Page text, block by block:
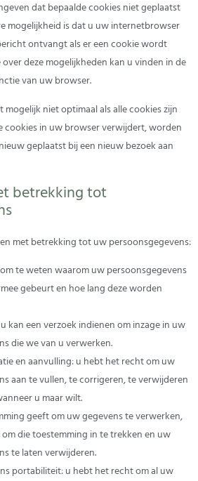
dat bepaalde cookies niet geplaatst
mogelijkheid is dat u uw internetbrowser
ontvangt als er een cookie wordt
deze mogelijkheden kan u vinden in de
van uw browser.
niet optimaal als alle cookies zijn
cookies in uw browser verwijdert, worden
geplaatst bij een nieuw bezoek aan
betrekking tot
met betrekking tot uw persoonsgegevens:
te weten waarom uw persoonsgegevens
gebeurt en hoe lang deze worden
kan een verzoek indienen om inzage in uw
die we van u verwerken.
en aanvulling: u hebt het recht om uw
aan te vullen, te corrigeren, te verwijderen
u maar wilt.
geeft om uw gegevens te verwerken,
die toestemming in te trekken en uw
te laten verwijderen.
portabiliteit: u hebt het recht om al uw